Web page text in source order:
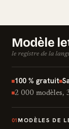
Modèle
le registre de la
100 % gratuit
2 000 modèles,
01 MODÈLES DE